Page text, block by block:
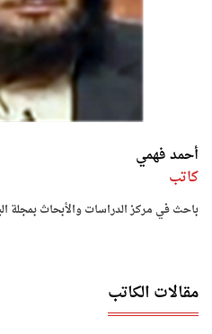
أحمد فهمي
كاتب
باحث في مركز الدراسات والأبحاث بمجلة
مقالات الكاتب